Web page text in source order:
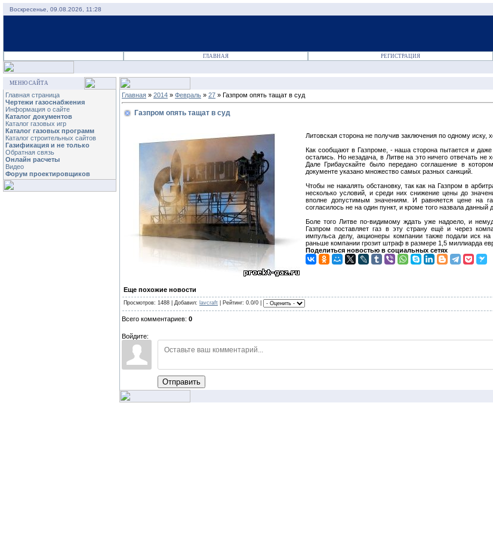
Воскресенье, 09.08.2026, 11:28
ГЛАВНАЯ РЕГИСТРАЦИЯ
МЕНЮ САЙТА
Главная страница
Чертежи газоснабжения
Информация о сайте
Каталог документов
Каталог газовых игр
Каталог газовых программ
Каталог строительных сайтов
Газификация и не только
Обратная связь
Онлайн расчеты
Видео
Форум проектировщиков
Главная » 2014 » Февраль » 27 » Газпром опять тащат в суд
Газпром опять тащат в суд
Литовская сторона не получив заключения по одному
Как сообщают в Газпроме, - наша сторона пытается и
остались. Но незадача, в Литве на это ничего отвечать
Дале Грибаускайте было передано соглашение в
документе указано множество самых разных санкций.
Чтобы не накалять обстановку, так как на Газпром в
несколько условий, и среди них снижение цены до
вполне допустимым значениям. И равняется цене на
согласилось не на один пункт, и кроме того назвала
Боле того Литве по-видимому ждать уже надоело, и
Газпром поставляет газ в эту страну ещё и через
импульса делу, акционеры компании также подали иск
раньше компании грозит штраф в размере 1,5 миллиарда
Поделиться новостью в социальных сетях
Еще похожие новости
Просмотров: 1488 | Добавил: lavcraft | Рейтинг: 0.0/0 |
Всего комментариев: 0
Войдите:
Отправить